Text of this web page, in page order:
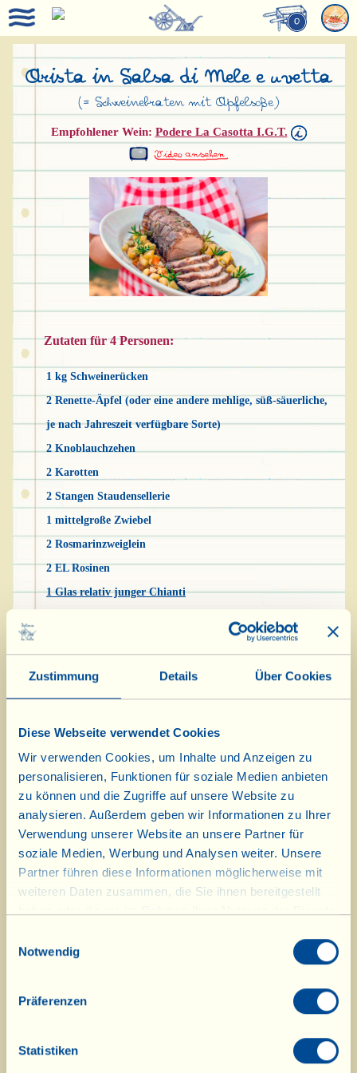
Zustimmung Details Über Cookies
Diese Webseite verwendet Cookies
Wir verwenden Cookies, um Inhalte und Anzeigen zu
personalisieren, Funktionen für soziale Medien anbieten
zu können und die Zugriffe auf unsere Website zu
analysieren. Außerdem geben wir Informationen zu Ihrer
Verwendung unserer Website an unsere Partner für
soziale Medien, Werbung und Analysen weiter. Unsere
Partner führen diese Informationen möglicherweise mit
weiteren Daten zusammen, die Sie ihnen bereitgestellt
Notwendig
Präferenzen
Statistiken
0
Arista in Salsa di Mele e uvetta
(= Schweinebraten mit Apfelsoße)
Empfohlener Wein: Podere La Casotta I.G.T.
Zutaten für 4 Personen:
1 kg Schweinerücken
2 Renette-Äpfel (oder eine andere mehlige, süß-säuerliche,
je nach Jahreszeit verfügbare Sorte)
2 Knoblauchzehen
2 Karotten
2 Stangen Staudensellerie
1 mittelgroße Zwiebel
2 Rosmarinzweiglein
2 EL Rosinen
1 Glas relativ junger Chianti
den Schweinerücken mit Küchengarn
zusammen und würzen Sie ihn von allen Seiten
mit Salz und Pfeffer. Das „Suppengrün“ putzen
und in grobe Stückchen schneiden, die Äpfel
waschen, schälen und das Kerngehäuse
entfernen. Schmoren Sie nun die geschälten
Knoblauchzehen in einem hohen Topf in 10
herausnehmen und das Schweinefleisch
hineingeben, auf das Sie die Rosmarinzweiglein
legen. Auch das Gemüse, die Apfelschnitze und
die gut mit den Händen ausgedrückten Rosinen
recht hoher Hitze anbraten. Den Braten dann